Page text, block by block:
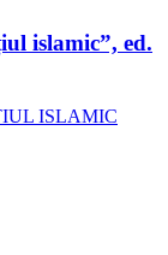
islamic”, ed.